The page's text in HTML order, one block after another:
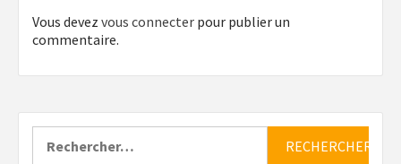
Vous devez vous connecter pour publier un
commentaire.